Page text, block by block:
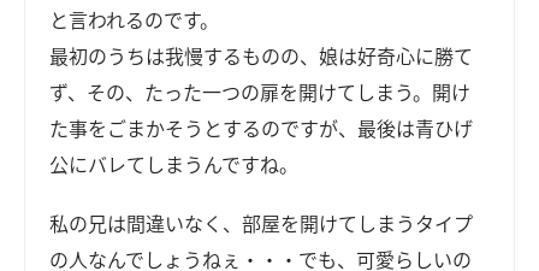
と言われるのです。
最初のうちは我慢するものの、娘は好奇心に勝て
ず、その、たった一つの扉を開けてしまう。開け
た事をごまかそうとするのですが、最後は青ひげ
公にバレてしまうんですね。
私の兄は間違いなく、部屋を開けてしまうタイプ
の人なんでしょうねぇ・・・でも、可愛らしいの